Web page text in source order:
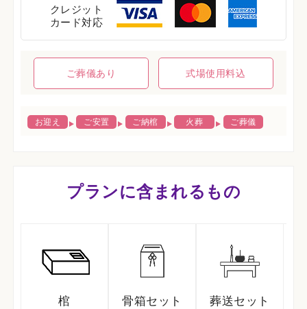
クレジット
カード対応
ご葬儀あり 式場使用料込
お迎え ご安置 ご納棺 火葬 ご葬儀
プランに含まれるもの
棺 骨箱セット 葬送セット